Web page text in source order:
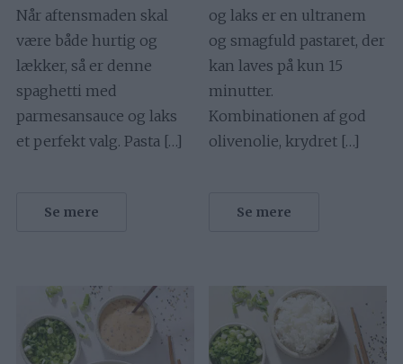
Når aftensmaden skal
være både hurtig og
lækker, så er denne
spaghetti med
parmesansauce og laks
et perfekt valg. Pasta […]
Se mere
og laks er en ultranem
og smagfuld pastaret, der
kan laves på kun 15
minutter.
Kombinationen af god
olivenolie, krydret […]
Se mere